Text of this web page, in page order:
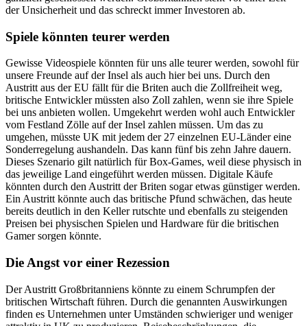
der Unsicherheit und das schreckt immer Investoren ab.
Spiele könnten teurer werden
Gewisse Videospiele könnten für uns alle teurer werden, sowohl für
unsere Freunde auf der Insel als auch hier bei uns. Durch den
Austritt aus der EU fällt für die Briten auch die Zollfreiheit weg,
britische Entwickler müssten also Zoll zahlen, wenn sie ihre Spiele
bei uns anbieten wollen. Umgekehrt werden wohl auch Entwickler
vom Festland Zölle auf der Insel zahlen müssen. Um das zu
umgehen, müsste UK mit jedem der 27 einzelnen EU-Länder eine
Sonderregelung aushandeln. Das kann fünf bis zehn Jahre dauern.
Dieses Szenario gilt natürlich für Box-Games, weil diese physisch in
das jeweilige Land eingeführt werden müssen. Digitale Käufe
könnten durch den Austritt der Briten sogar etwas günstiger werden.
Ein Austritt könnte auch das britische Pfund schwächen, das heute
bereits deutlich in den Keller rutschte und ebenfalls zu steigenden
Preisen bei physischen Spielen und Hardware für die britischen
Gamer sorgen könnte.
Die Angst vor einer Rezession
Der Austritt Großbritanniens könnte zu einem Schrumpfen der
britischen Wirtschaft führen. Durch die genannten Auswirkungen
finden es Unternehmen unter Umständen schwieriger und weniger